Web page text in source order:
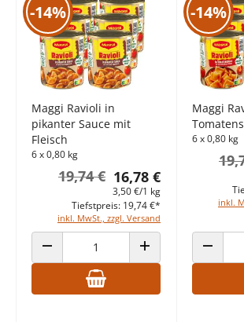
-14%
Maggi Ravioli in
pikanter Sauce mit
Fleisch
6 x 0,80 kg
16,78 €
19,74 €
3,50 €/1 kg
inkl. MwSt., zzgl. Versand
Tiefstpreis: 19,74 €*
ANZAHL VERRINGERN ANZAHL ERHÖHEN
-14%
Maggi
6 x 0,80 kg
inkl.
ANZAHL